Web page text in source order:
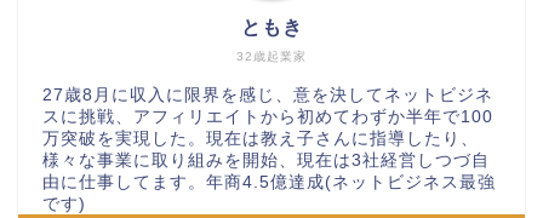
32歳起業家
ともき
27歳8月に収入に限界を感じ、意を決してネットビジネ
スに挑戦、アフィリエイトから初めてわずか半年で100
万突破を実現した。現在は教え子さんに指導したり、
様々な事業に取り組みを開始、現在は3社経営しつづ自
由に仕事してます。年商4.5億達成(ネットビジネス最強
です)